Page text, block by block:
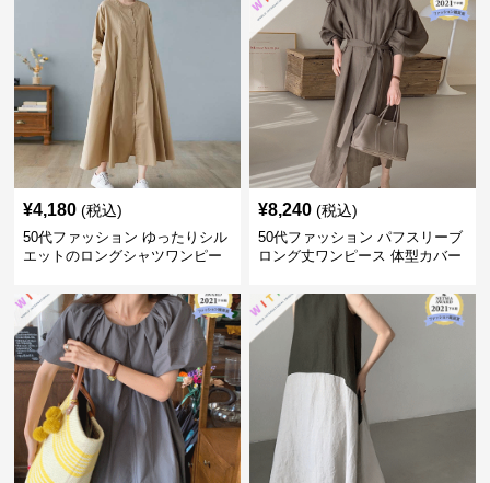
¥4,180 (税込)
50代ファッション ゆったりシル
エットのロングシャツワンピー
¥8,240 (税込)
50代ファッション パフスリーブ
ロング丈ワンピース 体型カバー